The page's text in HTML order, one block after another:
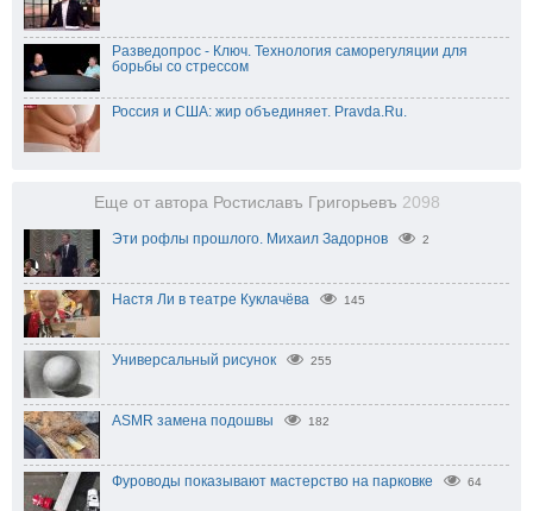
Разведопрос - Ключ. Технология саморегуляции для
борьбы со стрессом
Россия и США: жир объединяет. Pravda.Ru.
Еще от автора Ростиславъ Григорьевъ 2098
Эти рофлы прошлого. Михаил Задорнов 2
Настя Ли в театре Куклачёва 145
Универсальный рисунок 255
ASMR замена подошвы 182
Фуроводы показывают мастерство на парковке 64